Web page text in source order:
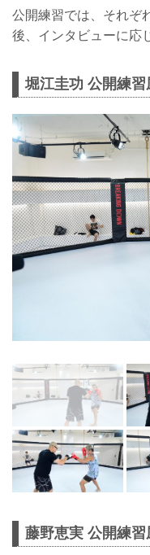
公開練習では、それぞ
後、インタビューに応
堀江圭功 公開練習
藤野恵実 公開練習